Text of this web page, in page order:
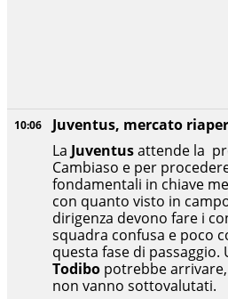
10:06
Juventus, mercato
La Juventusattende la
Cambiaso e per
fondamentali in chiave
con quanto visto in
dirigenza devono fare i
squadra confusa e poco
questa fase di
Todibo potrebbe
non vanno sottovalutati.